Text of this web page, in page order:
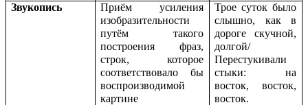
Звукопись
Приём усиления
изобразительности
путём такого
построения фраз,
строк, которое
соответствовало бы
воспроизводимой
картине
Трое суток было
слышно, как в
дороге скучной,
долгой/
Перестукивали
стыки: на
восток, восток,
восток.